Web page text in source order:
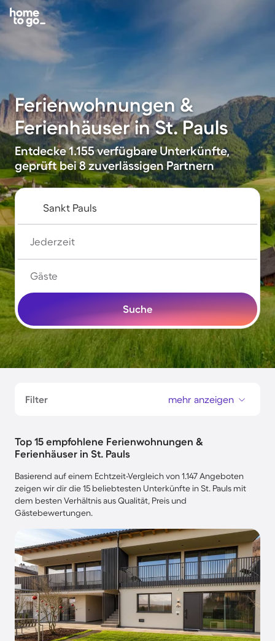
Ferienwohnungen &
Ferienhäuser in St. Pauls
Entdecke 1.155 verfügbare Unterkünfte,
geprüft bei 8 zuverlässigen Partnern
Jederzeit
Gäste
Suche
Filter mehr anzeigen
Top 15 empfohlene Ferienwohnungen &
Ferienhäuser in St. Pauls
Basierend auf einem Echtzeit-Vergleich von 1.147 Angeboten
zeigen wir dir die 15 beliebtesten Unterkünfte in St. Pauls mit
dem besten Verhältnis aus Qualität, Preis und
Gästebewertungen.